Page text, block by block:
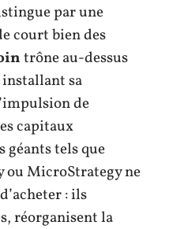
par une
court bien des
trône au-dessus
sa
de
capitaux
tels que
ou MicroStrategy ne
: ils
réorganisent la